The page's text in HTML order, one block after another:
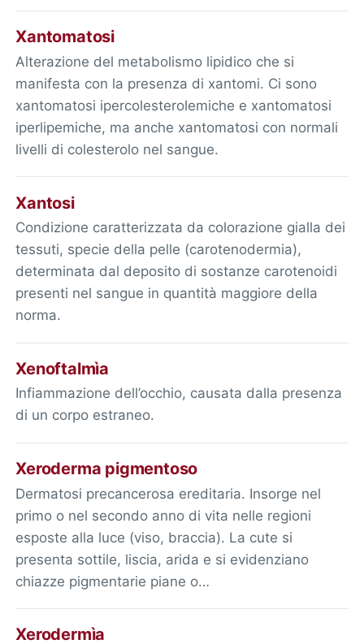
Xantomatosi
Alterazione del metabolismo lipidico che si
manifesta con la presenza di xantomi. Ci sono
xantomatosi ipercolesterolemiche e xantomatosi
iperlipemiche, ma anche xantomatosi con normali
livelli di colesterolo nel sangue.
Xantosi
Condizione caratterizzata da colorazione gialla dei
tessuti, specie della pelle (carotenodermia),
determinata dal deposito di sostanze carotenoidi
presenti nel sangue in quantità maggiore della
norma.
Xenoftalmìa
Infiammazione dell’occhio, causata dalla presenza
di un corpo estraneo.
Xeroderma pigmentoso
Dermatosi precancerosa ereditaria. Insorge nel
primo o nel secondo anno di vita nelle regioni
esposte alla luce (viso, braccia). La cute si
presenta sottile, liscia, arida e si evidenziano
chiazze pigmentarie piane o…
Xerodermìa